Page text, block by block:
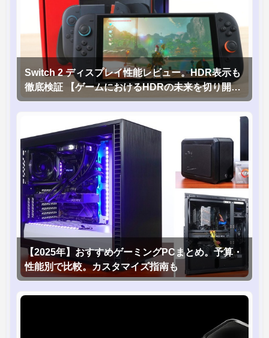
Switch 2 ディスプレイ性能レビュー。HDR表示も
徹底検証 【ゲームにおけるHDRの未来を切り開く
1台！】
【2025年】おすすめゲーミングPCまとめ。予算・
性能別で比較。カスタマイズ指南も